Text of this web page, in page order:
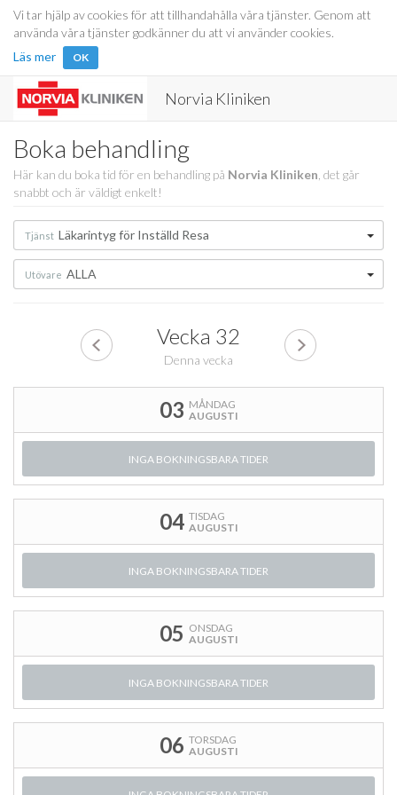
Vi tar hjälp av cookies för att tillhandahålla våra tjänster. Genom att
använda våra tjänster godkänner du att vi använder cookies.
Läs mer
OK
Norvia Kliniken
Boka behandling
Här kan du boka tid för en behandling på Norvia Kliniken , det går
snabbt och är väldigt enkelt!
Tjänst Läkarintyg för Inställd Resa
Utövare ALLA
Vecka 32
Denna vecka
03 MÅNDAG
AUGUSTI
INGA BOKNINGSBARA TIDER
04 TISDAG
AUGUSTI
INGA BOKNINGSBARA TIDER
05 ONSDAG
AUGUSTI
INGA BOKNINGSBARA TIDER
06 TORSDAG
AUGUSTI